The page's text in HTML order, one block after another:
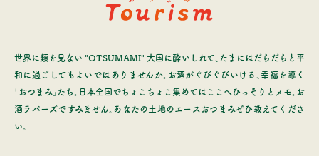
世界に類を見ない "OTSUMAMI" 大国に酔いしれて、たまにはだらだらと平
和に過ごしてもよいではありませんか。お酒がぐびぐびいける、幸福を導く
「おつまみ」たち。日本全国でちょこちょこ集めてはここへひっそりとメモ。お
酒ラバーズですみません。あなたの土地のエースおつまみぜひ教えてくださ
い。